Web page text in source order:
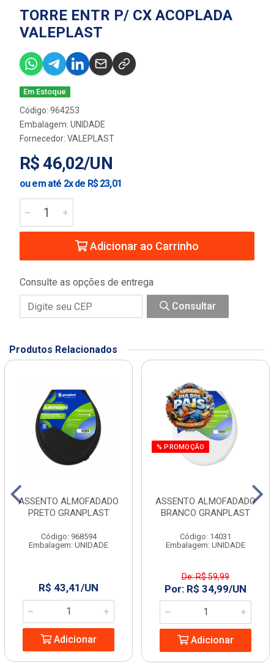
TORRE ENTR P/ CX ACOPLADA
VALEPLAST
Em Estoque
Código: 964253
Embalagem: UNIDADE
Fornecedor: VALEPLAST
R$ 46,02/UN
ou em até 2x de R$ 23,01
Adicionar ao Carrinho
Consulte as opções de entrega
Consultar
Produtos Relacionados
ASSENTO ALMOFADADO
PRETO GRANPLAST
Código: 968594
Embalagem: UNIDADE
R$ 43,41/UN
Adicionar
% PROMOÇÃO
ASSENTO ALMOFADADO
BRANCO GRANPLAST
Código: 14031
Embalagem: UNIDADE
De: R$ 59,99
Por: R$ 34,99/UN
Adicionar